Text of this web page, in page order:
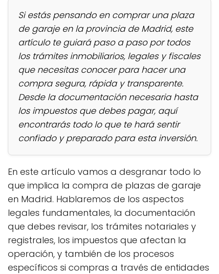
Si estás pensando en comprar una plaza
de garaje en la provincia de Madrid, este
artículo te guiará paso a paso por todos
los trámites inmobiliarios, legales y fiscales
que necesitas conocer para hacer una
compra segura, rápida y transparente.
Desde la documentación necesaria hasta
los impuestos que debes pagar, aquí
encontrarás todo lo que te hará sentir
confiado y preparado para esta inversión.
En este artículo vamos a desgranar todo lo
que implica la compra de plazas de garaje
en Madrid. Hablaremos de los aspectos
legales fundamentales, la documentación
que debes revisar, los trámites notariales y
registrales, los impuestos que afectan la
operación, y también de los procesos
específicos si compras a través de entidades